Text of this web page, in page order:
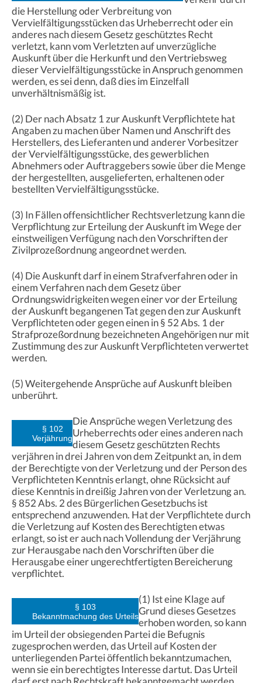
die Herstellung oder Verbreitung von
Vervielfältigungsstücken das Urheberrecht oder ein
anderes nach diesem Gesetz geschütztes Recht
verletzt, kann vom Verletzten auf unverzügliche
Auskunft über die Herkunft und den Vertriebsweg
dieser Vervielfältigungsstücke in Anspruch genommen
werden, es sei denn, daß dies im Einzelfall
unverhältnismäßig ist.
(2) Der nach Absatz 1 zur Auskunft Verpflichtete hat
Angaben zu machen über Namen und Anschrift des
Herstellers, des Lieferanten und anderer Vorbesitzer
der Vervielfältigungsstücke, des gewerblichen
Abnehmers oder Auftraggebers sowie über die Menge
der hergestellten, ausgelieferten, erhaltenen oder
bestellten Vervielfältigungsstücke.
(3) In Fällen offensichtlicher Rechtsverletzung kann die
Verpflichtung zur Erteilung der Auskunft im Wege der
einstweiligen Verfügung nach den Vorschriften der
Zivilprozeßordnung angeordnet werden.
(4) Die Auskunft darf in einem Strafverfahren oder in
einem Verfahren nach dem Gesetz über
Ordnungswidrigkeiten wegen einer vor der Erteilung
der Auskunft begangenen Tat gegen den zur Auskunft
Verpflichteten oder gegen einen in § 52 Abs. 1 der
Strafprozeßordnung bezeichneten Angehörigen nur mit
Zustimmung des zur Auskunft Verpflichteten verwertet
werden.
(5) Weitergehende Ansprüche auf Auskunft bleiben
unberührt.
§ 102
Verjährung
Die Ansprüche wegen Verletzung des
Urheberrechts oder eines anderen nach
diesem Gesetz geschützten Rechts
verjähren in drei Jahren von dem Zeitpunkt an, in dem
der Berechtigte von der Verletzung und der Person des
Verpflichteten Kenntnis erlangt, ohne Rücksicht auf
diese Kenntnis in dreißig Jahren von der Verletzung an.
§ 852 Abs. 2 des Bürgerlichen Gesetzbuchs ist
entsprechend anzuwenden. Hat der Verpflichtete durch
die Verletzung auf Kosten des Berechtigten etwas
erlangt, so ist er auch nach Vollendung der Verjährung
zur Herausgabe nach den Vorschriften über die
Herausgabe einer ungerechtfertigten Bereicherung
verpflichtet.
§ 103
Bekanntmachung des Urteils
(1) Ist eine Klage auf
Grund dieses Gesetzes
erhoben worden, so kann
im Urteil der obsiegenden Partei die Befugnis
zugesprochen werden, das Urteil auf Kosten der
unterliegenden Partei öffentlich bekanntzumachen,
wenn sie ein berechtigtes Interesse dartut. Das Urteil